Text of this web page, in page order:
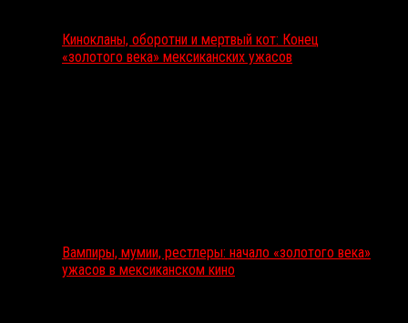
Кинокланы, оборотни и мертвый кот: Конец
«золотого века» мексиканских ужасов
Вампиры, мумии, рестлеры: начало «золотого века»
ужасов в мексиканском кино